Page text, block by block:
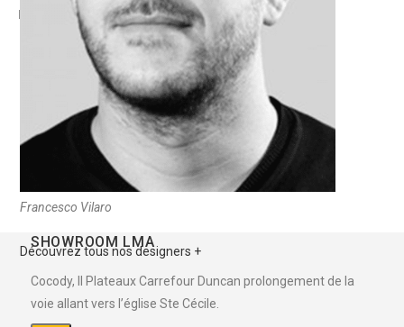
Francesco Vilaro
Découvrez tous nos designers +
Finition diffuseur: Transparent. Garantie: 5 Ans
Team LEDS-C4
View more products from this vendor
SHOWROOM LMA
Cocody, II Plateaux Carrefour Duncan prolongement de la
voie allant vers l’église Ste Cécile.